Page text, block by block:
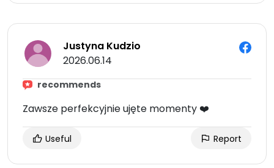
Justyna Kudzio
2026.06.14
recommends
Zawsze perfekcyjnie ujęte momenty ❤️
Useful Report